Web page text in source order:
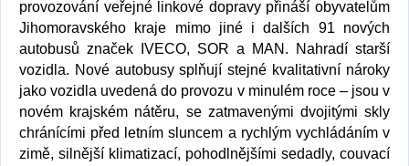
provozování veřejné linkové dopravy přináší obyvatelům
Jihomoravského kraje mimo jiné i dalších 91 nových
autobusů značek IVECO, SOR a MAN. Nahradí starší
vozidla. Nové autobusy splňují stejné kvalitativní nároky
jako vozidla uvedená do provozu v minulém roce – jsou v
novém krajském nátěru, se zatmavenými dvojitými skly
chránícími před letním sluncem a rychlým vychládáním v
zimě, silnější klimatizací, pohodlnějšími sedadly, couvací